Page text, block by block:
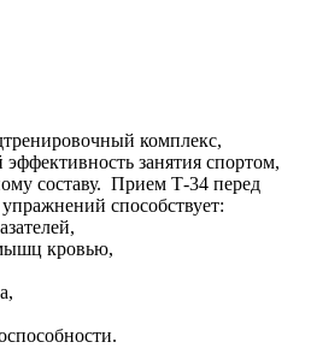
комплекс,
занятия спортом,
составу. Прием Т-34 перед
способствует:
кровью,